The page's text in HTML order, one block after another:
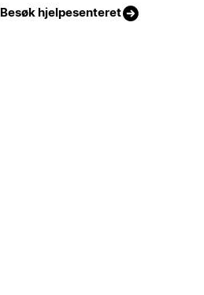
Besøk hjelpesenteret